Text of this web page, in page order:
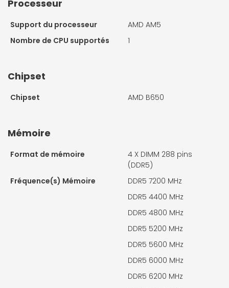
Processeur
Support du processeur
AMD AM5
Nombre de CPU supportés
1
Chipset
Chipset AMD B650
Mémoire
Format de mémoire 4 X DIMM 288 pins
(DDR5)
Fréquence(s) Mémoire
DDR5 7200 MHz
DDR5 4400 MHz
DDR5 4800 MHz
DDR5 5200 MHz
DDR5 5600 MHz
DDR5 6000 MHz
DDR5 6200 MHz